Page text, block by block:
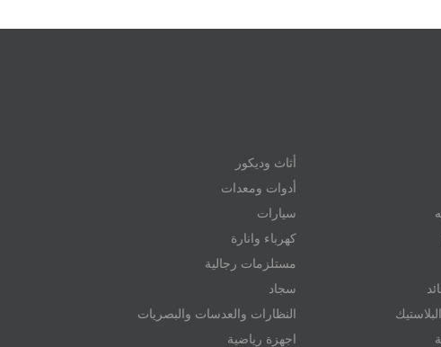
أثاث وديكور
أدوات ومعدات
سيارات
كهرباء وانارة
مستلزمات رجالية
سجاد
النظارات والعدسات والبصريات
اجهزة رياضية